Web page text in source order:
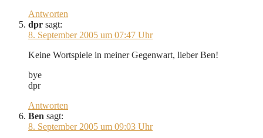
Antworten
dpr sagt:
8. September 2005 um 07:47 Uhr
Keine Wortspiele in meiner Gegenwart, lieber Ben!
bye
dpr
Antworten
Ben sagt:
8. September 2005 um 09:03 Uhr